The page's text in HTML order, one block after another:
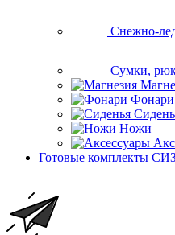
Снежно-
Сумки,
Фонари
Ножи
Готовые комплекты